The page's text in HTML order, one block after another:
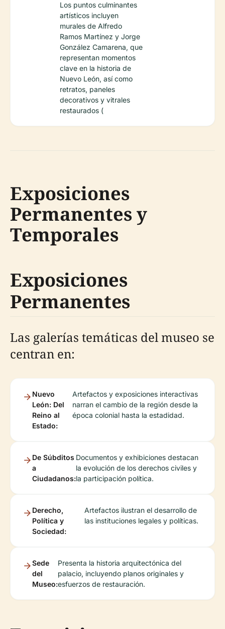
Los puntos culminantes
artísticos incluyen
murales de Alfredo
Ramos Martínez y Jorge
González Camarena, que
representan momentos
clave en la historia de
Nuevo León, así como
retratos, paneles
decorativos y vitrales
restaurados (
Exposiciones
Permanentes y
Temporales
Exposiciones
Permanentes
Las galerías temáticas del museo se
centran en:
Nuevo
León: Del
Reino al
Estado:
Artefactos y exposiciones interactivas
narran el cambio de la región desde la
época colonial hasta la estadidad.
De Súbditos
a
Ciudadanos:
Documentos y exhibiciones destacan
la evolución de los derechos civiles y
la participación política.
Derecho,
Política y
Sociedad:
Artefactos ilustran el desarrollo de
las instituciones legales y políticas.
Sede
del
Museo:
Presenta la historia arquitectónica del
palacio, incluyendo planos originales y
esfuerzos de restauración.